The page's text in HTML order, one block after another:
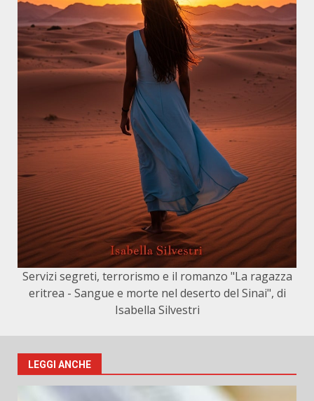
Servizi segreti, terrorismo e il romanzo "La ragazza
eritrea - Sangue e morte nel deserto del Sinai", di
Isabella Silvestri
LEGGI ANCHE